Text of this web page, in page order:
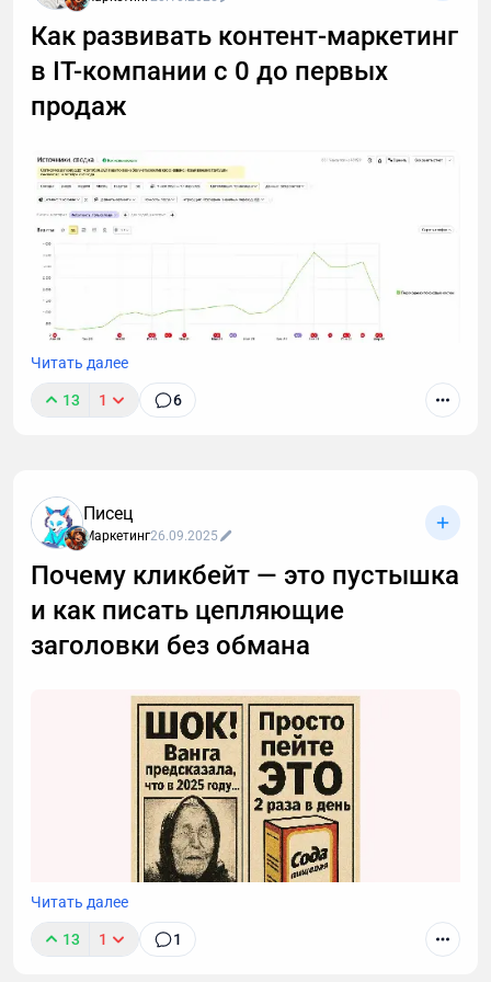
Как развивать контент-маркетинг
в IT-компании с 0 до первых
продаж
Работая маркетологом в компании, которая
занималась IT-аутсорсом я начал строить
развития стратегии и навыков продаж внутри
компании. В начале 2021 года была переписана
маркетинговая стратегия, в рамках которой было
принято решение развивать контент-маркетинг.
Читать далее
13 1 6
Писец
Маркетинг26.09.2025
Почему кликбейт — это пустышка
и как писать цепляющие
заголовки без обмана
Авторы хотят, чтобы их статью заметили, и ради
Читать далее
13 1 1